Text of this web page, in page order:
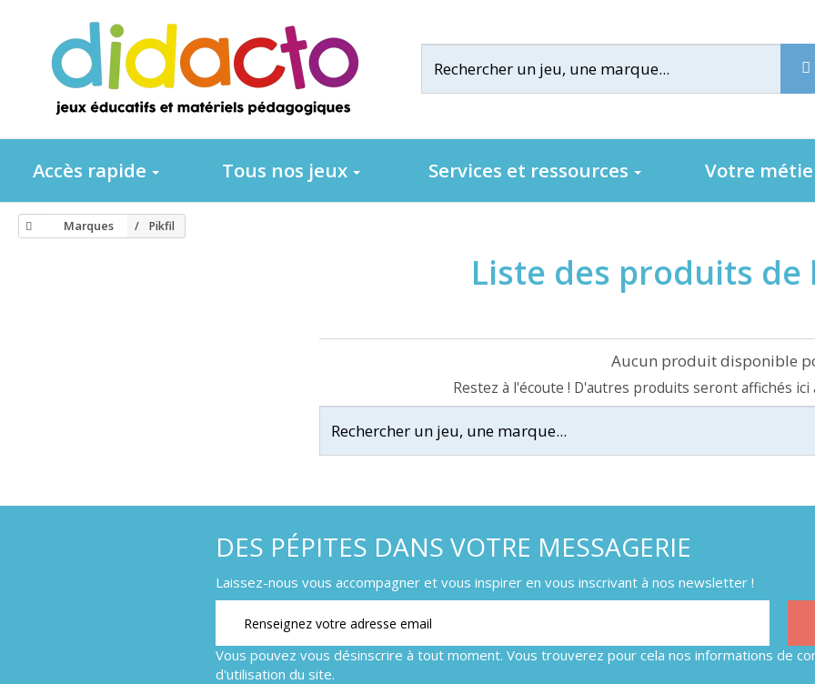
Accès rapide Tous nos jeux Services et ressources Votre
Marques Pikfil
Liste des produits
Aucun produit disponible
Restez à l'écoute ! D'autres produits seront affichés
DES PÉPITES DANS VOTRE MESSAGERIE
Laissez-nous vous accompagner et vous inspirer en vous inscrivant à nos newsletter !
Vous pouvez vous désinscrire à tout moment. Vous trouverez pour cela nos informations de
d'utilisation du site.